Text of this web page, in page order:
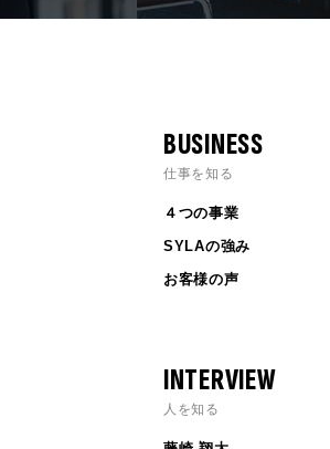
BUSINESS
仕事を知る
４つの事業
SYLAの強み
お客様の声
INTERVIEW
人を知る